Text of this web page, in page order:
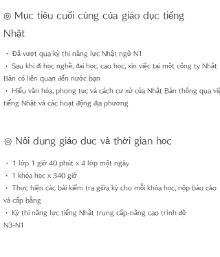
◎ Mục tiêu cuối cùng của giáo dục tiếng
Nhật
・ Đã vượt qua kỳ thi năng lực Nhật ngữ N1
・ Sau khi đi học nghề, đại học, cao học, xin việc tại một công ty Nhật
Bản có liên quan đến nước bạn
・ Hiểu văn hóa, phong tục và cách cư xử của Nhật Bản thông qua
tiếng Nhật và các hoạt động địa phương
◎ Nội dung giáo dục và thời gian học
・ 1 lớp 1 giờ 40 phút x 4 lớp một ngày
・ 1 khóa học x 340 giờ
・ Thực hiện các bài kiểm tra giữa kỳ cho mỗi khóa học, nộp báo cáo
và cấp bằng
・ Kỳ thi năng lực tiếng Nhật trung cấp-nâng cao trình độ
N3-N1